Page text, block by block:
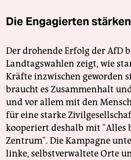
Die Engagierten stärken
Der drohende Erfolg der AfD
Landtagswahlen zeigt, wie
Kräfte inzwischen geworden
braucht es Zusammenhalt
und vor allem mit den
für eine starke
kooperiert deshalb mit "Alles
Zentrum". Die Kampagne
linke, selbstverwaltete Orte